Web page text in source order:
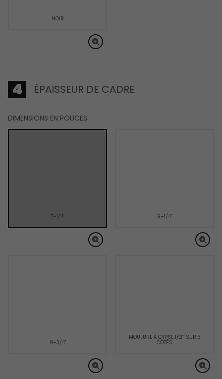
NOIR
ÉPAISSEUR DE CADRE
DIMENSIONS EN POUCES.
7–1/4" 9–1/4"
9–3/4"
MOULURE À GYPSE 1/2’’ SUR 3
CÔTÉS